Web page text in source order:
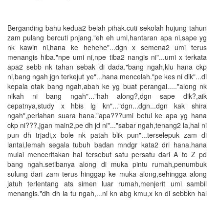
Berganding bahu kedua2 belah pihak.cuti sekolah hujung tahun
zam pulang bercuti pnjang."eh eh umi,hantaran apa ni,sape yg
nk kawin ni,hana ke hehehe"...dgn x semena2 umi terus
menangis hiba."npe umi ni,npe tiba2 nangis ni"...umi x terkata
apa2 sebb nk tahan sebak di dada."bang ngah,klu hana ckp
ni,bang ngah jgn terkejut ye"...hana mencelah."pe kes ni dik"...di
kepala otak bang ngah,abah ke yg buat perangai....."along nk
nikah ni bang ngah"..."hah along?,dgn sape dik?,aik
cepatnya,study x hbis lg kn"..."dgn...dgn...dgn kak shira
ngah",perlahan suara hana."apa???umi betul ke apa yg hana
ckp ni???,jgan main2,pe dh jd ni"..."sabar ngah,tenang2 la,hal ni
pun dh trjadi,x bole nk patah blik pun"...terselepuk zam di
lantai,lemah segala tubuh badan mndgr kata2 dri hana.hana
mulai menceritakan hal tersebut satu persatu dari A to Z pd
bang ngah.setibanya along di muka pintu rumah,penumbuk
sulung dari zam terus hinggap ke muka along,sehingga along
jatuh terlentang ats simen luar rumah,menjerit umi sambil
menangis."dh dh la tu ngah,...ni kn abg kmu,x kn di sebbkn hal